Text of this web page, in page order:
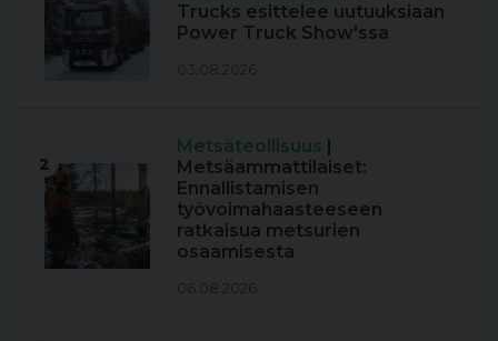
Trucks esittelee uutuuksiaan
Power Truck Show'ssa
03.08.2026
2
Metsäteollisuus |
Metsäammattilaiset:
Ennallistamisen
työvoimahaasteeseen
ratkaisua metsurien
osaamisesta
06.08.2026